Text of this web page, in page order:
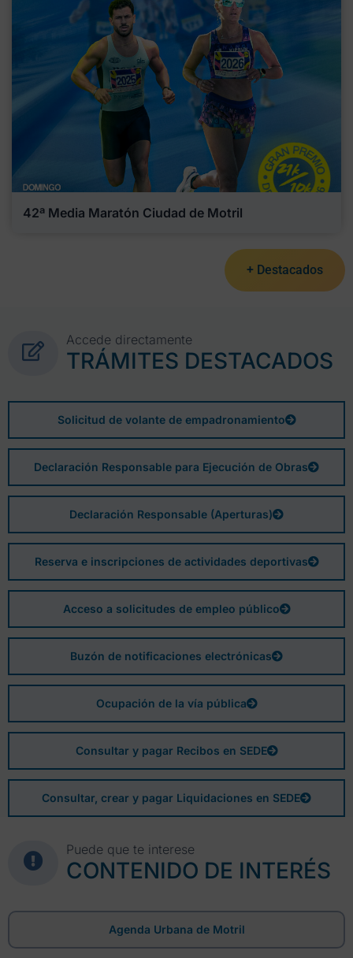
42ª Media Maratón Ciudad de Motril
+ Destacados
Accede directamente
TRÁMITES DESTACADOS
Solicitud de volante de empadronamiento
Declaración Responsable para Ejecución de Obras
Declaración Responsable (Aperturas)
Reserva e inscripciones de actividades deportivas
Acceso a solicitudes de empleo público
Buzón de notificaciones electrónicas
Ocupación de la vía pública
Consultar y pagar Recibos en SEDE
Consultar, crear y pagar Liquidaciones en SEDE
Puede que te interese
CONTENIDO DE INTERÉS
Agenda Urbana de Motril